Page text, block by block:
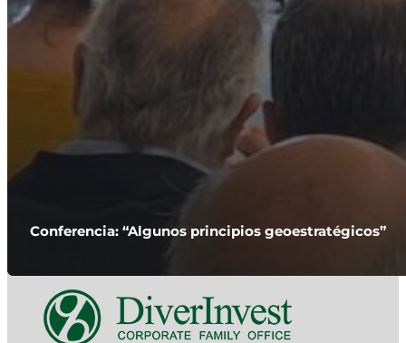
Conferencia: “Algunos principios geoestratégicos”